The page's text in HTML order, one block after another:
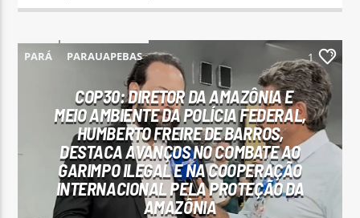
PARÁ PARAUAPEBAS 1
COP30: DIRETOR DA AMAZÔNIA E
MEIO AMBIENTE DA POLÍCIA FEDERAL,
HUMBERTO FREIRE DE BARROS,
DESTACA AVANÇOS NO COMBATE AO
GARIMPO ILEGAL E NA COOPERAÇÃO
INTERNACIONAL PELA PROTEÇÃO DA
AMAZÔNIA